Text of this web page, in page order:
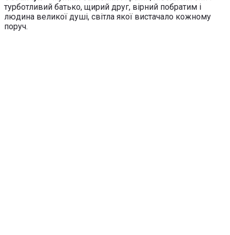
турботливий батько, щирий друг, вірний побратим і
людина великої душі, світла якої вистачало кожному
поруч.